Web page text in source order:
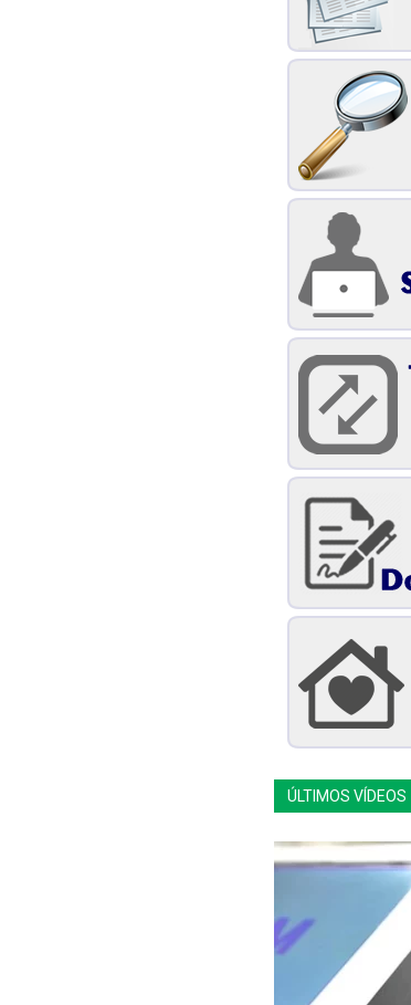
ÚLTIMOS VÍDEOS